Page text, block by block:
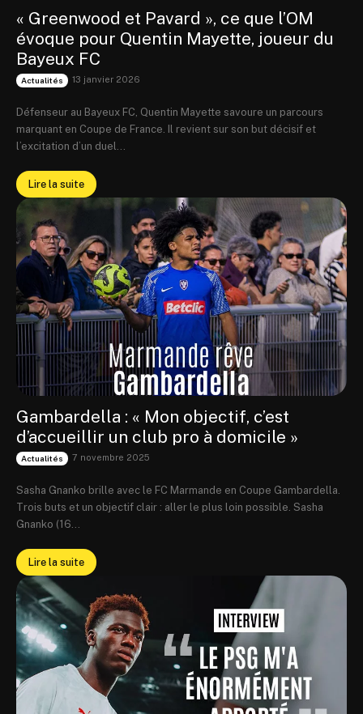
« Greenwood et Pavard », ce que l’OM
évoque pour Quentin Mayette, joueur du
Bayeux FC
Actualités 13 janvier 2026
Défenseur au Bayeux FC, Quentin Mayette savoure un parcours
marquant en Coupe de France. Il revient sur son but décisif et
l’excitation d’un duel...
Lire la suite
Gambardella : « Mon objectif, c’est
d’accueillir un club pro à domicile »
Actualités 7 novembre 2025
Sasha Gnanko brille avec le FC Marmande en Coupe Gambardella.
Trois buts et un objectif clair : aller le plus loin possible. Sasha
Gnanko (16...
Lire la suite